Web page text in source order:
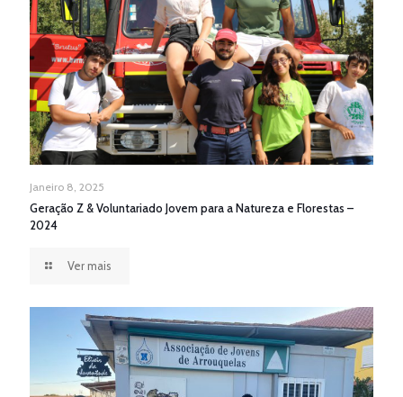
Janeiro 8, 2025
Geração Z & Voluntariado Jovem para a Natureza e Florestas –
2024
Ver mais